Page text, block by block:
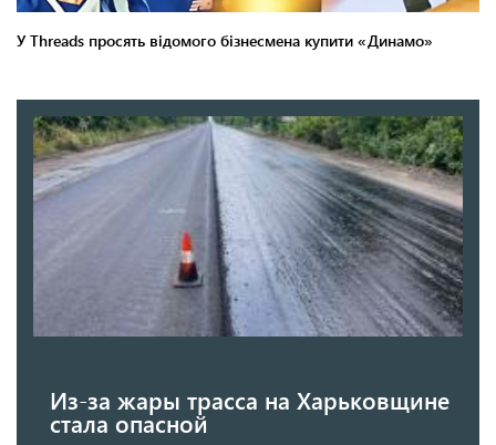
Из-за жары трасса на Харьковщине
стала опасной